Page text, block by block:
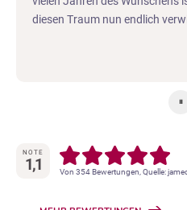
entfernt wurde. Das endgültige
⏸
NOTE
1,1 Von 354 Bewertungen, Quelle: